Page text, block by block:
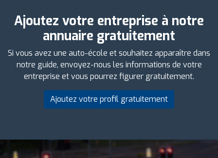
Ajoutez votre entreprise à notre
annuaire gratuitement
Si vous avez une auto-école et souhaitez apparaître dans
notre guide, envoyez-nous les informations de votre
entreprise et vous pourrez figurer gratuitement.
Ajoutez votre profil gratuitement